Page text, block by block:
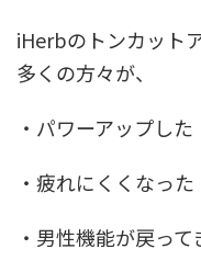
iHerbのトンカット
多くの方々が、
・パワーアップした
・疲れにくくなった
・男性機能が戻って